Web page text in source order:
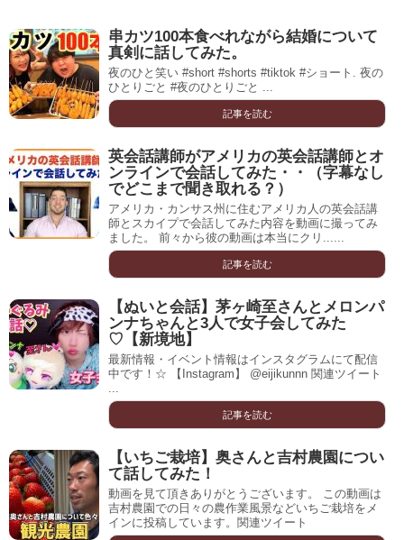
串カツ100本食べれながら結婚について
真剣に話してみた。
夜のひと笑い #short #shorts #tiktok #ショート. 夜の
ひとりごと #夜のひとりごと ...
記事を読む
英会話講師がアメリカの英会話講師とオ
ンラインで会話してみた・・（字幕なし
でどこまで聞き取れる？）
アメリカ・カンサス州に住むアメリカ人の英会話講
師とスカイプで会話してみた内容を動画に撮ってみ
ました。 前々から彼の動画は本当にクリ......
記事を読む
【ぬいと会話】茅ヶ崎至さんとメロンパ
ンナちゃんと3人で女子会してみた
♡【新境地】
最新情報・イベント情報はインスタグラムにて配信
中です！☆ 【Instagram】 @eijikunnn 関連ツイート
...
記事を読む
【いちご栽培】奥さんと吉村農園につい
て話してみた！
動画を見て頂きありがとうございます。 この動画は
吉村農園での日々の農作業風景などいちご栽培をメ
インに投稿しています。関連ツイート